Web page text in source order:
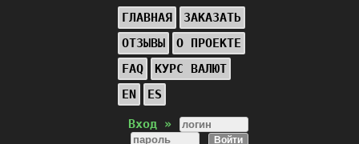
ГЛАВНАЯ
ЗАКАЗАТЬ
ОТЗЫВЫ
О ПРОЕКТЕ
FAQ
КУРС ВАЛЮТ
EN
ES
Вход »